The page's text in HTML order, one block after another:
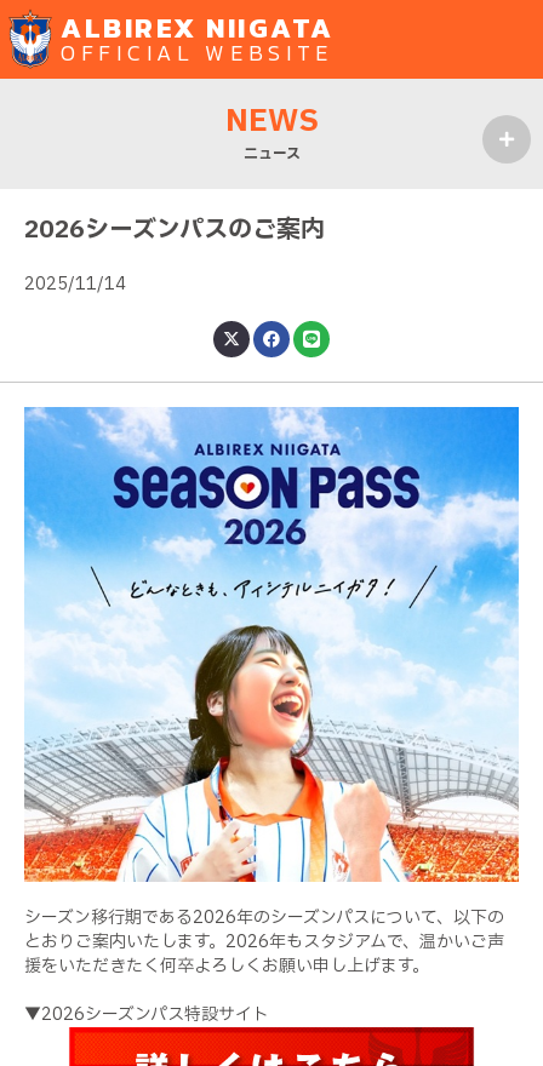
ALBIREX NIIGATA
OFFICIAL WEBSITE
NEWS
ニュース
2026シーズンパスのご案内
2025/11/14
シーズン移行期である2026年のシーズンパスについて、以下の
とおりご案内いたします。2026年もスタジアムで、温かいご声
援をいただきたく何卒よろしくお願い申し上げます。
▼2026シーズンパス特設サイト